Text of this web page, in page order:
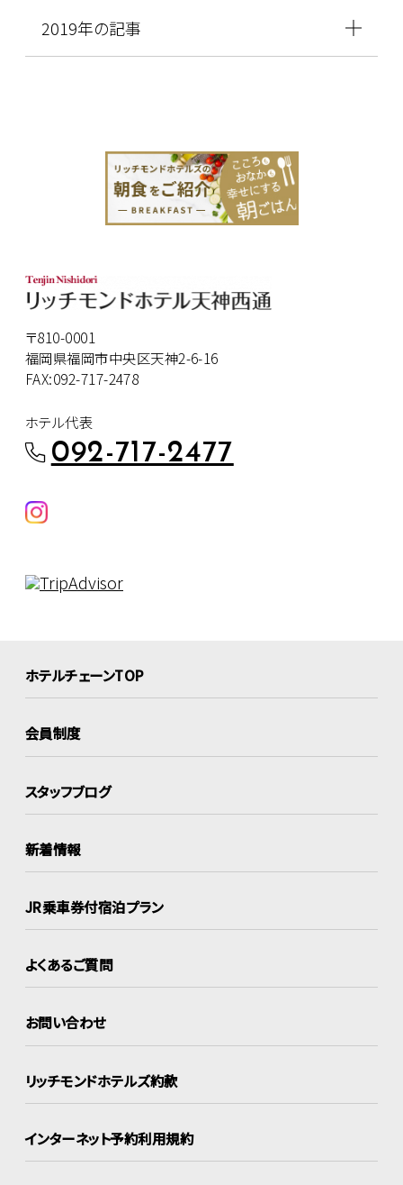
2019年の記事
〒810-0001
福岡県福岡市中央区天神2-6-16
FAX:092-717-2478
ホテル代表
092-717-2477
ホテルチェーンTOP
会員制度
スタッフブログ
新着情報
JR乗車券付宿泊プラン
よくあるご質問
お問い合わせ
リッチモンドホテルズ約款
インターネット予約利用規約